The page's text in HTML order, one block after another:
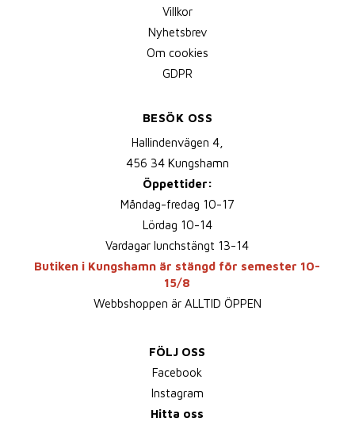
Villkor
Nyhetsbrev
Om cookies
GDPR
BESÖK OSS
Hallindenvägen 4,
456 34 Kungshamn
Öppettider:
Måndag-fredag 10-17
Lördag 10-14
Vardagar lunchstängt 13-14
Butiken i Kungshamn är stängd för semester 10-
15/8
Webbshoppen är ALLTID ÖPPEN
FÖLJ OSS
Facebook
Instagram
Hitta oss